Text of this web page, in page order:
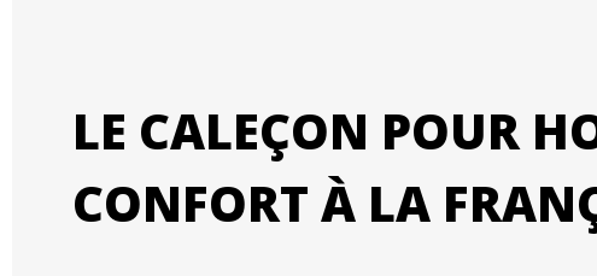
LE CALEÇON POUR
CONFORT À LA